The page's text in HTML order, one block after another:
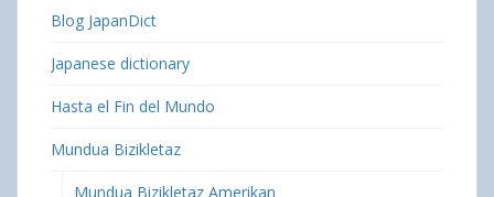
Blog JapanDict
Japanese dictionary
Hasta el Fin del Mundo
Mundua Bizikletaz
Mundua Bizikletaz Amerikan